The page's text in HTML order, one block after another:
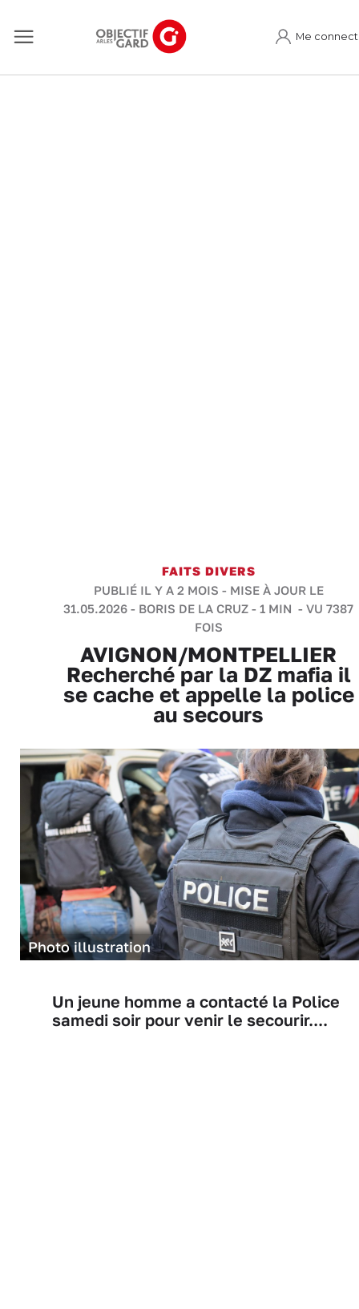
Me
FAITS DIVERS
PUBLIÉ IL Y A 2 MOIS - MISE À JOUR LE
31.05.2026 - BORIS DE LA CRUZ - 1 MIN - VU 7387
FOIS
AVIGNON/MONTPELLIER
Recherché par la DZ mafia il
se cache et appelle la police
au secours
Photo illustration
Un jeune homme a contacté la Police
samedi soir pour venir le secourir....